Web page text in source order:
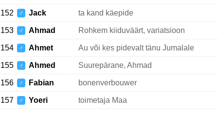
152 ♂ Jack ta kand käepide
153 ♂ Ahmad Rohkem kiiduväärt, variatsioon
154 ♂ Ahmet Au või kes pidevalt tänu Jumalale
155 ♂ Ahmed Suurepärane, Ahmad
156 ♂ Fabian bonenverbouwer
157 ♂ Yoeri toimetaja Maa